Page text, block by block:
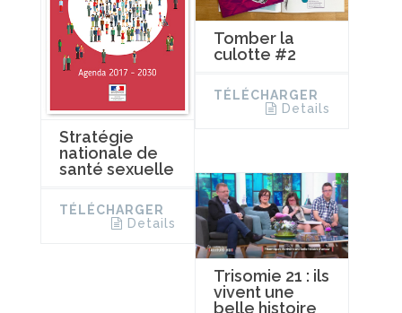
Stratégie
nationale de
santé sexuelle
TÉLÉCHARGER
Details
Tomber la
culotte #2
TÉLÉCHARGER
Details
Trisomie 21 : ils
vivent une
belle histoire